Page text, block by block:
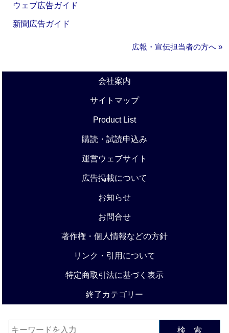
ウェブ広告ガイド
新聞広告ガイド
広報・宣伝担当者の方へ »
会社案内
サイトマップ
Product List
購読・試読申込み
運営ウェブサイト
広告掲載について
お知らせ
お問合せ
著作権・個人情報などの方針
リンク・引用について
特定商取引法に基づく表示
終了カテゴリー
検 索